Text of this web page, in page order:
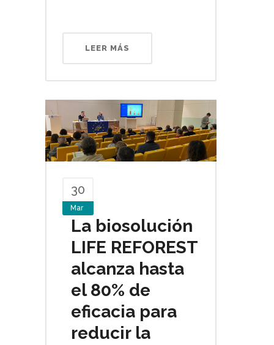
LEER MÁS
30
Mar
La biosolución
LIFE REFOREST
alcanza hasta
el 80% de
eficacia para
reducir la